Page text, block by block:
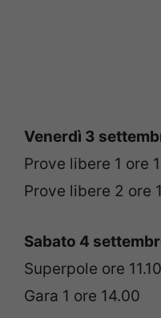
Venerdì 3
Prove libere 1 ore
Prove libere 2 ore
Sabato 4
Superpole ore 11.10
Gara 1 ore 14.00